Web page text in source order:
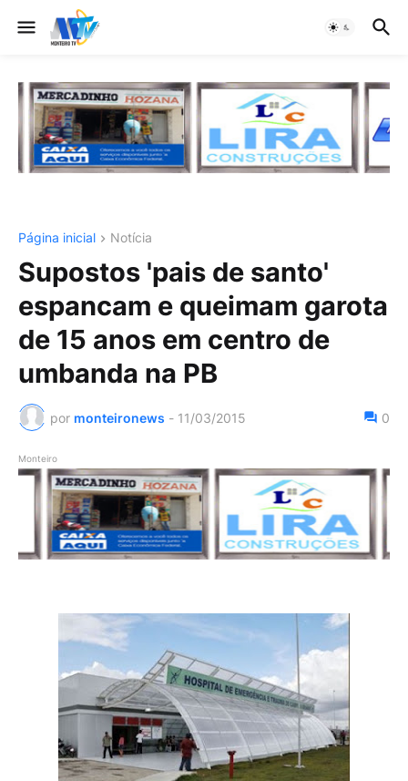
Página inicial Notícia
Supostos 'pais de santo'
espancam e queimam garota
de 15 anos em centro de
umbanda na PB
por monteironews - 11/03/2015 0
Monteiro